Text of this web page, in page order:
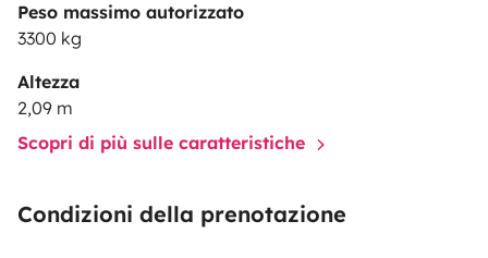
Peso massimo autorizzato
3300 kg
Altezza
2,09 m
Scopri di più sulle caratteristiche
Condizioni della prenotazione